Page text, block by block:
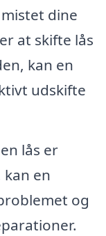
dine
at skifte lås
kan en
udskifte
lås er
en
og